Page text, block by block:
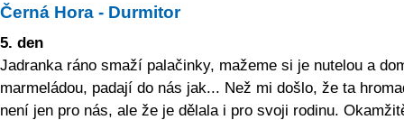
Černá Hora - Durmitor
5. den
Jadranka ráno smaží palačinky, mažeme si je nutelou a
marmeládou, padají do nás jak... Než mi došlo, že ta
není jen pro nás, ale že je dělala i pro svoji rodinu.